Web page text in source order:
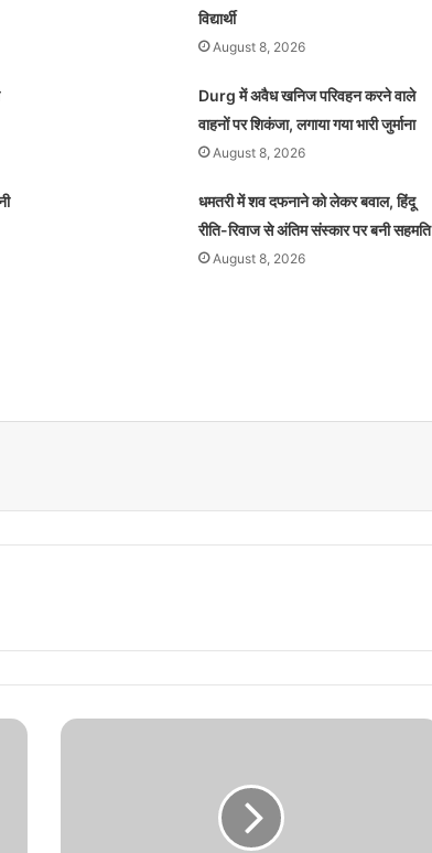
विद्यार्थी
August 8, 2026
Durg में अवैध खनिज परिवहन करने वाले
वाहनों पर शिकंजा, लगाया गया भारी जुर्माना
August 8, 2026
धमतरी में शव दफनाने को लेकर बवाल, हिंदू
रीति-रिवाज से अंतिम संस्कार पर बनी सहमति
August 8, 2026